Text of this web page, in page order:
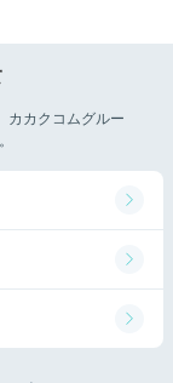
カカクコムグルー